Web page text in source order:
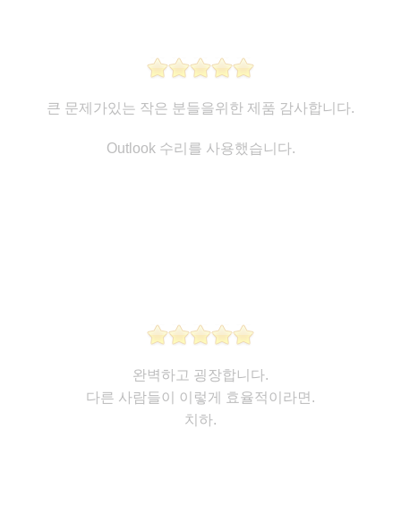
큰 문제가있는 작은 분들을위한 제품 감사합니다.
Outlook 수리를 사용했습니다.
완벽하고 굉장합니다.
다른 사람들이 이렇게 효율적이라면.
치하.